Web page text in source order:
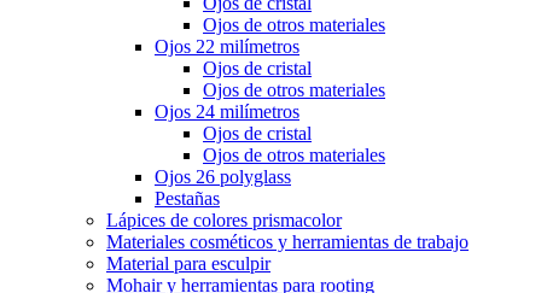
Ojos de otros materiales
Ojos 22 milímetros
Ojos de cristal
Ojos de otros materiales
Ojos 24 milímetros
Ojos de cristal
Ojos de otros materiales
Ojos 26 polyglass
Pestañas
Lápices de colores prismacolor
Materiales cosméticos y herramientas de trabajo
Material para esculpir
Mohair y herramientas para rooting